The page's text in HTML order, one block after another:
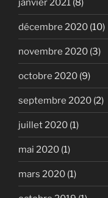
janvier 2021 (8)
décembre 2020 (10)
novembre 2020 (3)
octobre 2020 (9)
septembre 2020 (2)
juillet 2020 (1)
mai 2020 (1)
mars 2020 (1)